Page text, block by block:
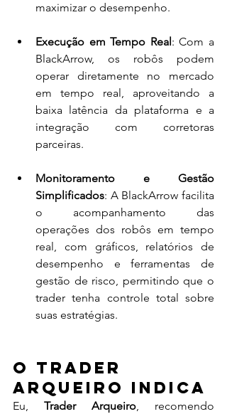
maximizar o desempenho.
Execução em Tempo Real: Com a
BlackArrow, os robôs podem
operar diretamente no mercado
em tempo real, aproveitando a
baixa latência da plataforma e a
integração com corretoras
parceiras.
Monitoramento e Gestão
Simplificados: A BlackArrow facilita
o acompanhamento das
operações dos robôs em tempo
real, com gráficos, relatórios de
desempenho e ferramentas de
gestão de risco, permitindo que o
trader tenha controle total sobre
suas estratégias.
O Trader
Arqueiro Indica
Eu, Trader Arqueiro, recomendo